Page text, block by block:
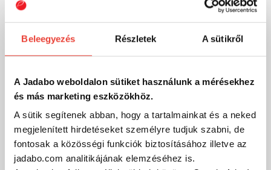
Beleegyezés Részletek A sütikről
A Jadabo weboldalon sütiket használunk a mérésekhez
és más marketing eszközökhöz.
A sütik segítenek abban, hogy a tartalmainkat és a neked
megjelenített hirdetéseket személyre tudjuk szabni, de
fontosak a közösségi funkciók biztosításához illetve az
jadabo.com analitikájának elemzéséhez is.
Csizma Delphin BRONTO (méret 42)